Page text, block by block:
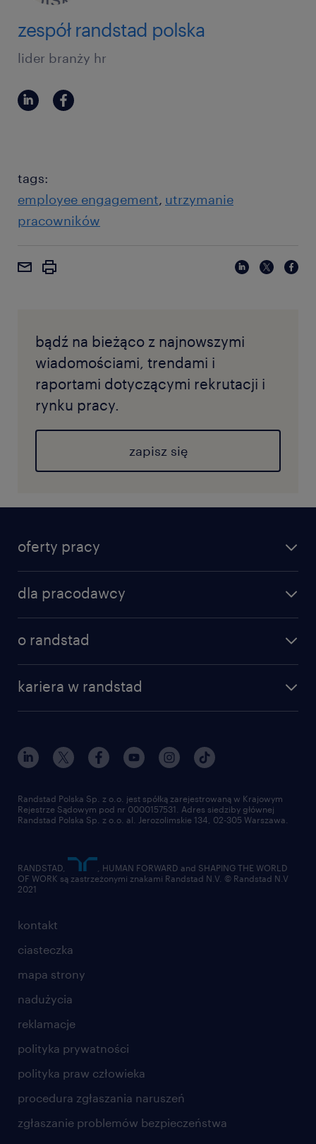
zespół randstad polska
lider branży hr
tags:
employee engagement utrzymanie
pracowników
bądź na bieżąco z najnowszymi
wiadomościami, trendami i
raportami dotyczącymi rekrutacji i
rynku pracy.
zapisz się
oferty pracy
dla pracodawcy
o randstad
kariera w randstad
kontakt
ciasteczka
mapa strony
nadużycia
reklamacje
polityka prywatności
polityka praw człowieka
procedura zgłaszania naruszeń
zgłaszanie problemów bezpieczeństwa
Randstad Polska Sp. z o.o. jest spółką zarejestrowaną w Krajowym
Rejestrze Sądowym pod nr 0000157531. Adres siedziby głównej
Randstad Polska Sp. z o.o. al. Jerozolimskie 134, 02-305 Warszawa.
RANDSTAD,
, HUMAN FORWARD and SHAPING THE WORLD
OF WORK są zastrzeżonymi znakami Randstad N.V. © Randstad N.V
2021